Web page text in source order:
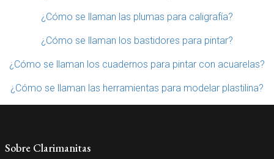
¿Cómo se llaman las plumas para caligrafía?
¿Cómo se llaman los bastidores para pintar?
¿Cómo se llaman los cuadernos para pintar con acuarelas?
¿Cómo se llaman las herramientas para modelar plastilina?
Sobre Clarimanitas